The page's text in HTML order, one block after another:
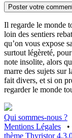
Il regarde le monde
loin des sentiers
qu’on vous expose
surtout légèreté,
note insolite, alors
marre des sujets sur
fait divers, et si on
regarder le monde
Qui sommes-nous ?
Mentions Légales
•
thème Thyristor